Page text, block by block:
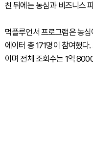
친 뒤에는 농심과 비즈니스
먹플루언서 프로그램은 농
에이터 총 171명이 참여했
이며 전체 조회수는 1억